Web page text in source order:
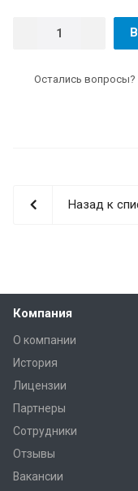
Остались
Назад к
Компания
О компании
История
Лицензии
Партнеры
Сотрудники
Отзывы
Вакансии